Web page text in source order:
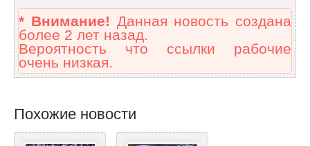
* Внимание! Данная новость создана
более 2 лет назад.
Вероятность что ссылки рабочие
очень низкая.
Похожие новости